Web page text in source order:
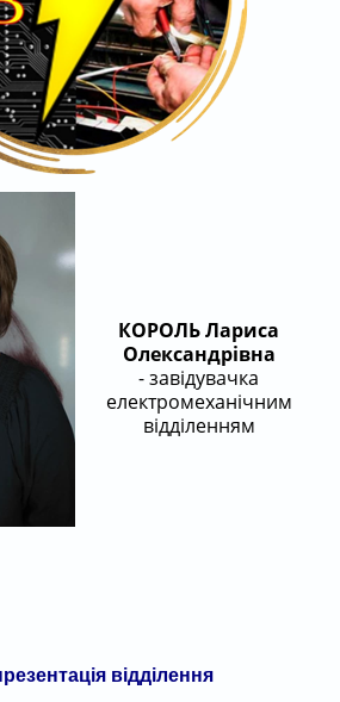
КОРОЛЬ Лариса
Олександрівна
- завідувачка
електромеханічним
відділенням
відділення